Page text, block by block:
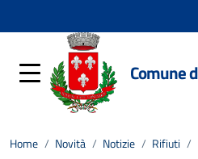
Comune
Home / Novità / Notizie / Rifiuti /